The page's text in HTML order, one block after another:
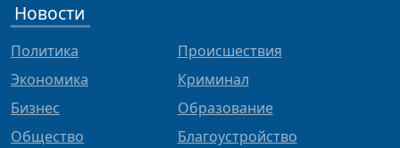
Новости
Политика
Экономика
Бизнес
Общество
Происшествия
Криминал
Образование
Благоустройство